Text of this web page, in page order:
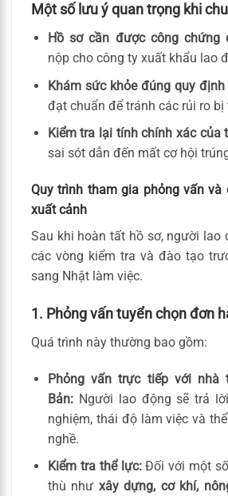
Một số lưu ý quan trọng khi
Hồ sơ cần được công chứng
nộp cho công ty xuất khẩu lao
Khám sức khỏe đúng quy định
đạt chuẩn để tránh các rủi ro bị
Kiểm tra lại tính chính xác của
sai sót dẫn đến mất cơ hội
Quy trình tham gia phỏng vấn
xuất cảnh
Sau khi hoàn tất hồ sơ, người lao
các vòng kiểm tra và đào tạo
sang Nhật làm việc.
1. Phỏng vấn tuyển chọn đơn
Quá trình này thường bao gồm:
Phỏng vấn trực tiếp với nhà
Bản:Người lao động sẽ trả
nghiệm, thái độ làm việc và
nghề.
Kiểm tra thể lực:Đối với một
thù như xây dựng, cơ khí,